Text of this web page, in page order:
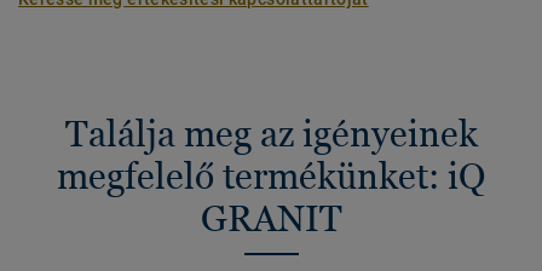
Találja meg az igényeinek
megfelelő termékünket: iQ
GRANIT